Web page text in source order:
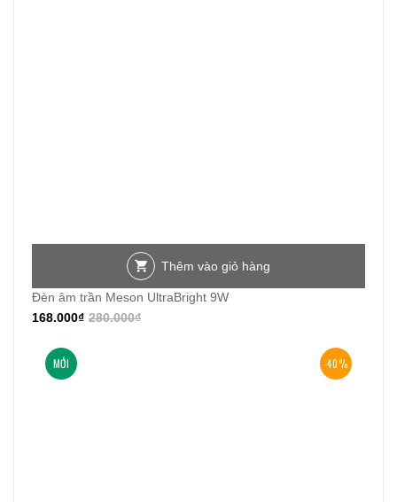
Thêm vào giỏ hàng
Đèn âm trần Meson UltraBright 9W
280.000₫
168.000₫
-40%
MỚI